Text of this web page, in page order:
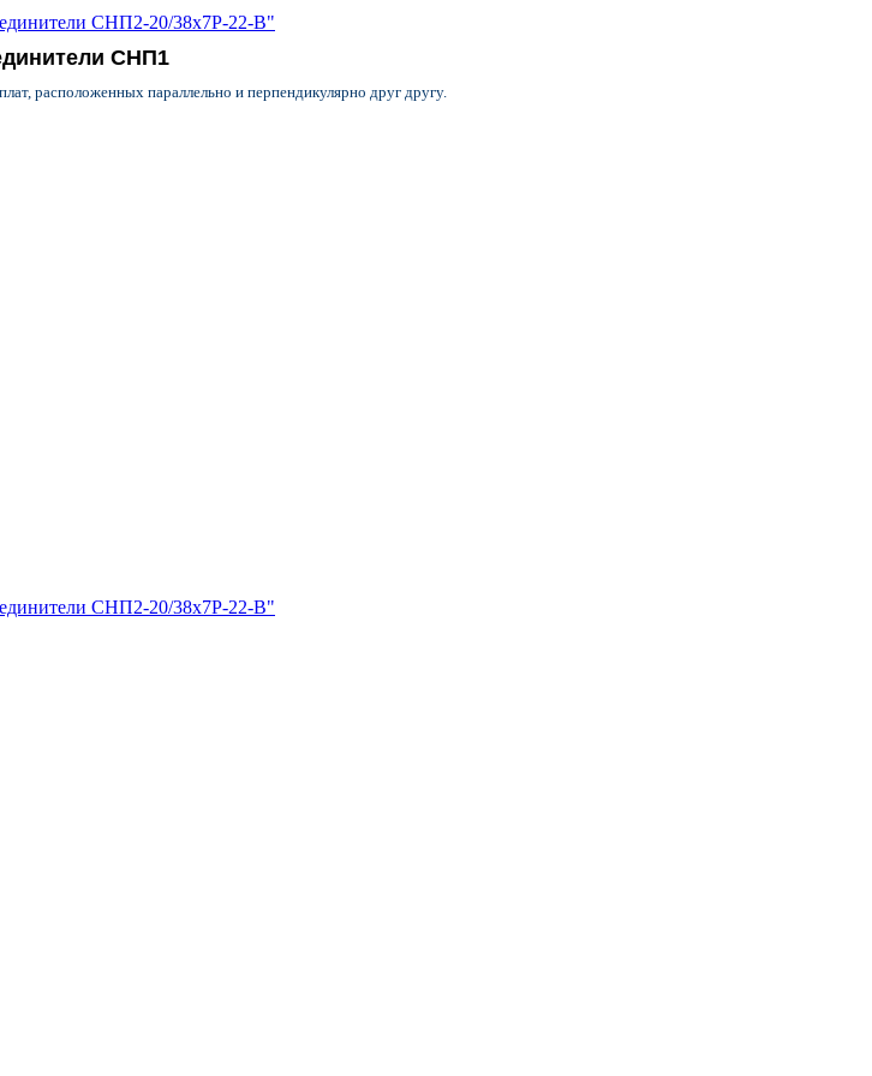
СНП2-20/38х7Р-22-В"
СНП1
расположенных параллельно и перпендикулярно друг другу.
СНП2-20/38х7Р-22-В"